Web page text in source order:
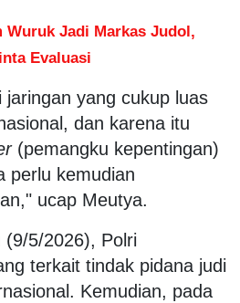
Wuruk Jadi Markas Judol,
Evaluasi
yang cukup luas
dan karena itu
(pemangku kepentingan)
perlu kemudian
ucap Meutya.
(9/5/2026), Polri
terkait tindak pidana judi
Kemudian, pada